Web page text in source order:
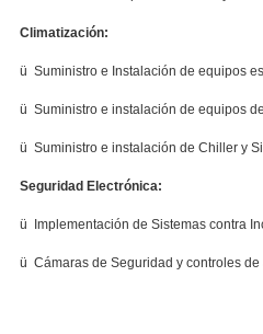
Climatización:
ü Suministro e Instalación de equipos
ü Suministro e instalación de equipos
ü Suministro e instalación de Chiller y
Seguridad Electrónica:
ü Implementación de Sistemas contra
ü Cámaras de Seguridad y controles de